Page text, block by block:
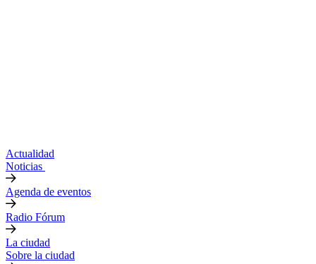
Actualidad
Noticias
Agenda de eventos
Radio Fórum
La ciudad
Sobre la ciudad